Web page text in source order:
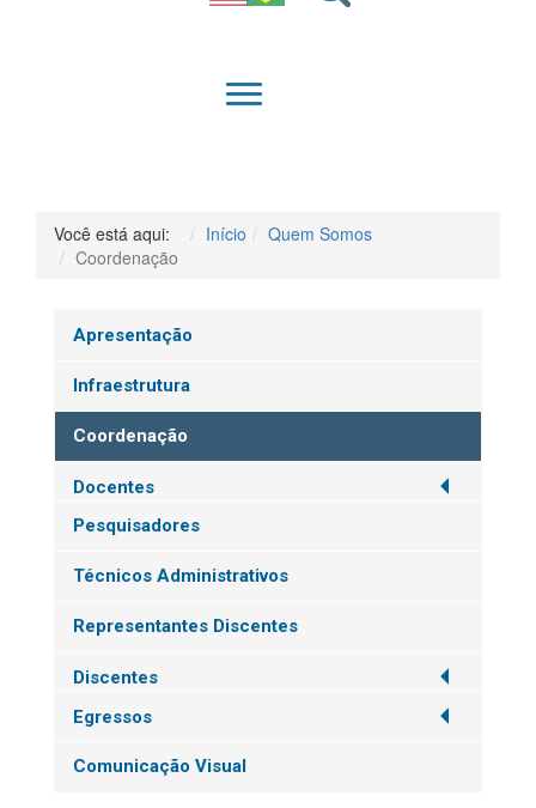
QUEM SOMOS
Você está aqui: Início
Quem Somos
Coordenação
Apresentação
Infraestrutura
Coordenação
Docentes
Pesquisadores
Técnicos Administrativos
Representantes Discentes
Discentes
Egressos
Comunicação Visual